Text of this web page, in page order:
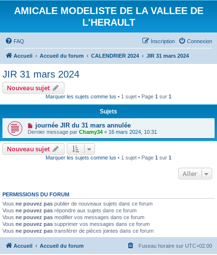
AMICALE MODELISTE DE LA VALLEE DE
L'HERAULT
FAQ Connexion
Inscription
Accueil Accueil du forum CALENDRIER 2024 JIR 31 mars 2024
JIR 31 mars 2024
Nouveau sujet
Marquer les sujets comme lus • 1 sujet • Page 1 sur 1
Sujets
journée JIR du 31 mars annulée
Dernier message par Chamy34 « 16 mars 2024, 10:31
Nouveau sujet
Marquer les sujets comme lus • 1 sujet • Page 1 sur 1
Aller
PERMISSIONS DU FORUM
Vous ne pouvez pas publier de nouveaux sujets dans ce forum
Vous ne pouvez pas répondre aux sujets dans ce forum
Vous ne pouvez pas modifier vos messages dans ce forum
Vous ne pouvez pas supprimer vos messages dans ce forum
Vous ne pouvez pas transférer de pièces jointes dans ce forum
Accueil Accueil du forum Fuseau horaire sur UTC+02:00